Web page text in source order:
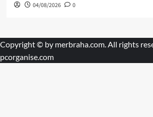
04/08/2026 0
Copyright © by merbraha.com. All rights
pcorganise.com